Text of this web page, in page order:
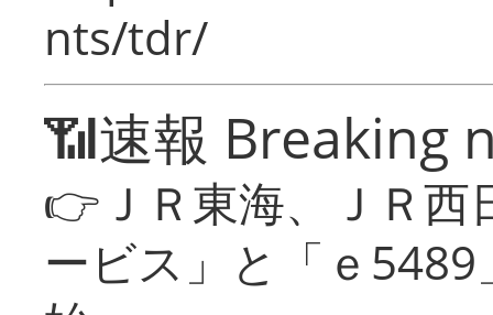
nts/tdr/
📶速報 Breaking
👉ＪＲ東海、ＪＲ
ービス」と「ｅ